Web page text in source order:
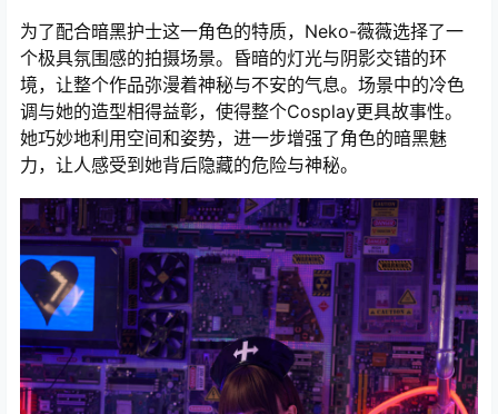
为了配合暗黑护士这一角色的特质，Neko-薇薇选择了一
个极具氛围感的拍摄场景。昏暗的灯光与阴影交错的环
境，让整个作品弥漫着神秘与不安的气息。场景中的冷色
调与她的造型相得益彰，使得整个Cosplay更具故事性。
她巧妙地利用空间和姿势，进一步增强了角色的暗黑魅
力，让人感受到她背后隐藏的危险与神秘。